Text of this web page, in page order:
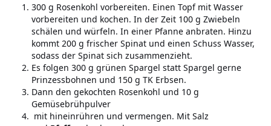
300 g Rosenkohl vorbereiten. Einen Topf mit Wasser
vorbereiten und kochen. In der Zeit 100 g Zwiebeln
schälen und würfeln. In einer Pfanne anbraten. Hinzu
kommt 200 g frischer Spinat und einen Schuss Wasser,
sodass der Spinat sich zusammenzieht.
Es folgen 300 g grünen Spargel statt Spargel gerne
Prinzessbohnen und 150 g TK Erbsen.
Dann den gekochten Rosenkohl und 10 g
Gemüsebrühpulver
mit hineinrühren und vermengen. Mit Salz